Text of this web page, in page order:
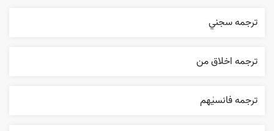
ترجمه سجني
ترجمه اخلاق من
ترجمه فانسیٰهم